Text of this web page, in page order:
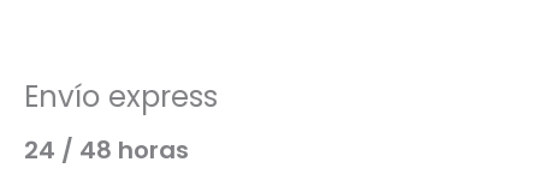
Envío express
24 / 48 horas